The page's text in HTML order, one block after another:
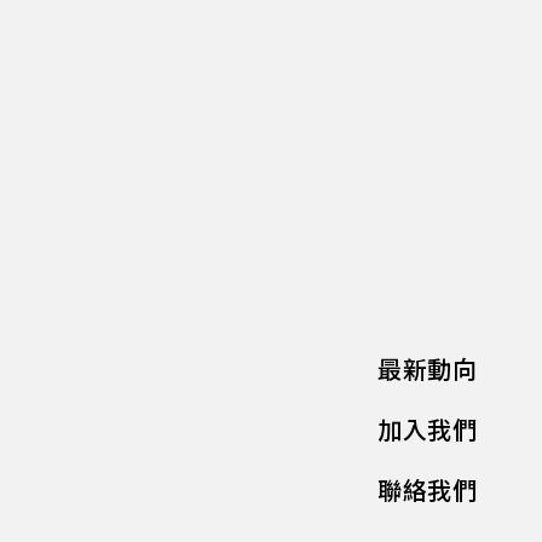
最新動向
加入我們
聯絡我們